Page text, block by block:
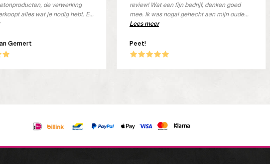
Gemert
de verwerking
alles wat je nodig hebt. En
goed
Peet!
review! Wat een fijn bedrijf, denken goed
mee. Ik was nogal gehecht aan mijn oude
merk, maar deze wordt niet meer verkocht.
product ontvangen, geheel kosteloos en ik
ben om! Wat een goed product, in dit geval
en een prachtige uitstraling. Top!
Lees meer